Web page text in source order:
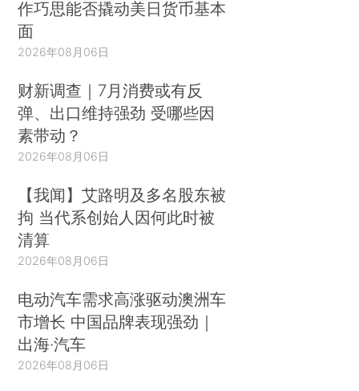
作巧思能否撬动美日货币基本
面
2026年08月06日
财新调查｜7月消费或有反
弹、出口维持强劲 受哪些因
素带动？
2026年08月06日
【我闻】艾路明及多名股东被
拘 当代系创始人因何此时被
清算
2026年08月06日
电动汽车需求高涨驱动澳洲车
市增长 中国品牌表现强劲｜
出海·汽车
2026年08月06日